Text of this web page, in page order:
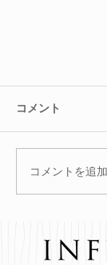
冬を迎え
整えて不
コメント
コメントを追